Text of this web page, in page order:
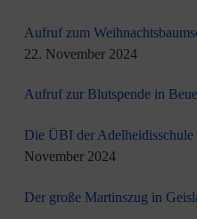
Aufruf zum
22. November 2024
Aufruf zur Blutspende in
Die ÜBI der Adelheidisschule
November 2024
Der große Martinszug in